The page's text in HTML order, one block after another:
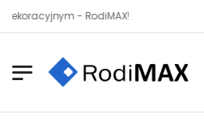
- RodiMAX!